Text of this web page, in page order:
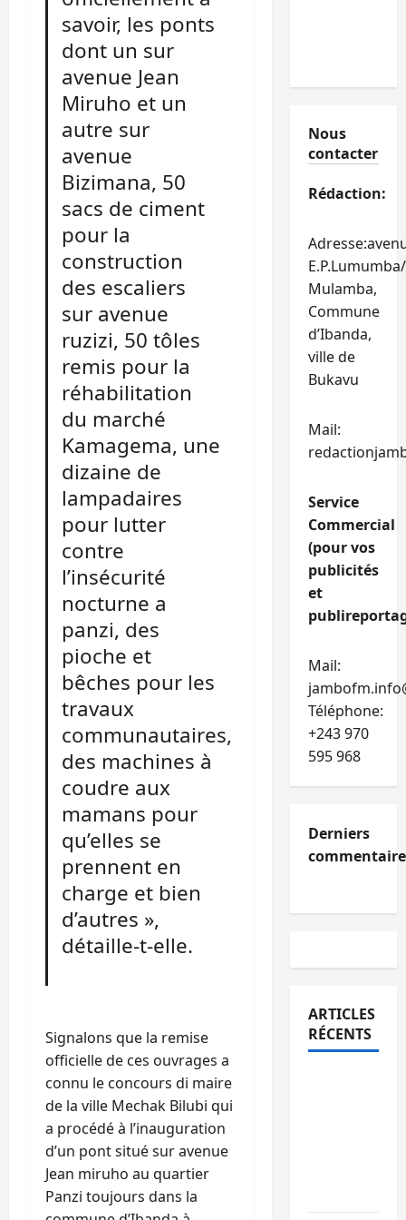
savoir, les ponts
dont un sur
avenue Jean
Miruho et un
autre sur
avenue
Bizimana, 50
sacs de ciment
pour la
construction
des escaliers
sur avenue
ruzizi, 50 tôles
remis pour la
réhabilitation
du marché
Kamagema, une
dizaine de
lampadaires
pour lutter
contre
l’insécurité
nocturne a
panzi, des
pioche et
bêches pour les
travaux
communautaires,
des machines à
coudre aux
mamans pour
qu’elles se
prennent en
charge et bien
d’autres »,
détaille-t-elle.
Signalons que la remise
officielle de ces ouvrages a
connu le concours di maire
de la ville Mechak Bilubi qui
a procédé à l’inauguration
d’un pont situé sur avenue
Jean miruho au quartier
Panzi toujours dans la
Nous
contacter
Rédaction:
Mulamba,
Commune
d’Ibanda,
ville de
Bukavu
Mail:
Service
Commercial
(pour vos
publicités
et
Mail:
Téléphone:
+243 970
595 968
Derniers
ARTICLES
RÉCENTS